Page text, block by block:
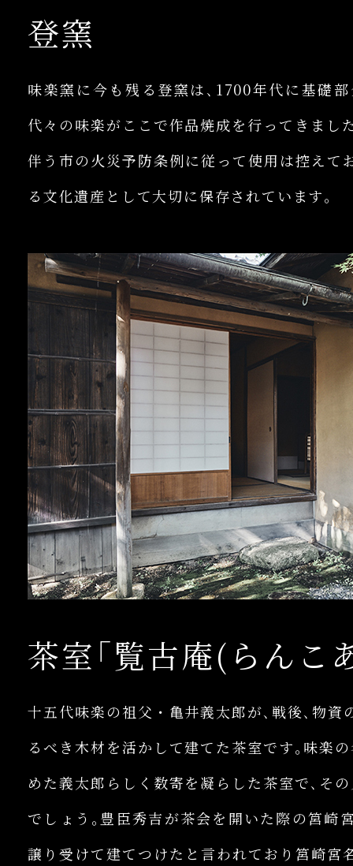
登窯
味楽窯に今も残る登窯は､1700年代に基礎
代々の味楽がここで作品焼成を行ってきまし
伴う市の火災予防条例に従って使用は控えて
る文化遺産として大切に保存されています｡
茶室｢覧古庵(らんこ
十五代味楽の祖父・亀井義太郎が､戦後､物資
るべき木材を活かして建てた茶室です｡味楽
めた義太郎らしく数寄を凝らした茶室で､そ
でしょう｡豊臣秀吉が茶会を開いた際の筥崎
譲り受けて建てつけたと言われており筥崎宮